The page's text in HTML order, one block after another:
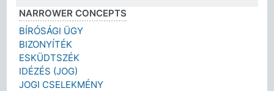
NARROWER CONCEPTS
BÍRÓSÁGI ÜGY
BIZONYÍTÉK
ESKÜDTSZÉK
IDÉZÉS (JOG)
JOGI CSELEKMÉNY